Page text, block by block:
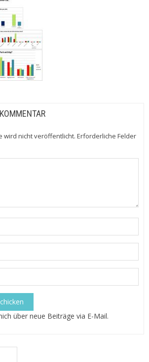
wird nicht veröffentlicht. Erforderliche Felder
über neue Beiträge via E-Mail.